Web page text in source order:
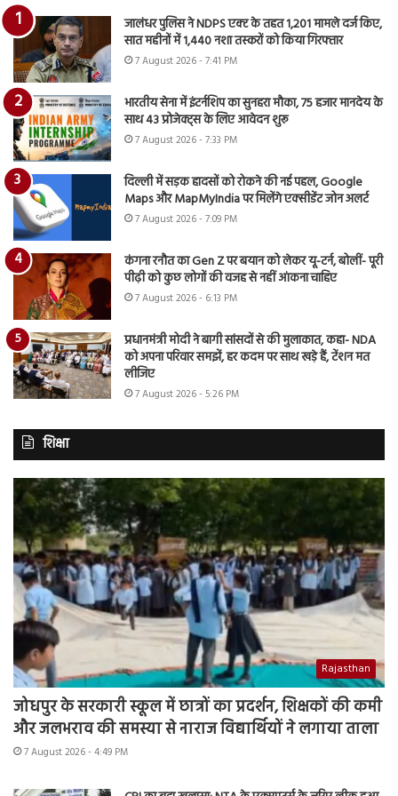
जालंधर पुलिस ने NDPS एक्ट के तहत 1,201 मामले दर्ज किए,
सात महीनों में 1,440 नशा तस्करों को किया गिरफ्तार
7 August 2026 - 7:41 PM
भारतीय सेना में इंटर्नशिप का सुनहरा मौका, 75 हजार मानदेय के
साथ 43 प्रोजेक्ट्स के लिए आवेदन शुरू
7 August 2026 - 7:33 PM
दिल्ली में सड़क हादसों को रोकने की नई पहल, Google
Maps और MapMyIndia पर मिलेंगे एक्सीडेंट जोन अलर्ट
7 August 2026 - 7:09 PM
कंगना रनौत का Gen Z पर बयान को लेकर यू-टर्न, बोलीं- पूरी
पीढ़ी को कुछ लोगों की वजह से नहीं आंकना चाहिए
7 August 2026 - 6:13 PM
प्रधानमंत्री मोदी ने बागी सांसदों से की मुलाकात, कहा- NDA
को अपना परिवार समझें, हर कदम पर साथ खड़े हैं, टेंशन मत
लीजिए
7 August 2026 - 5:26 PM
शिक्षा
Rajasthan
जोधपुर के सरकारी स्कूल में छात्रों का प्रदर्शन, शिक्षकों की कमी
और जलभराव की समस्या से नाराज विद्यार्थियों ने लगाया ताला
7 August 2026 - 4:49 PM